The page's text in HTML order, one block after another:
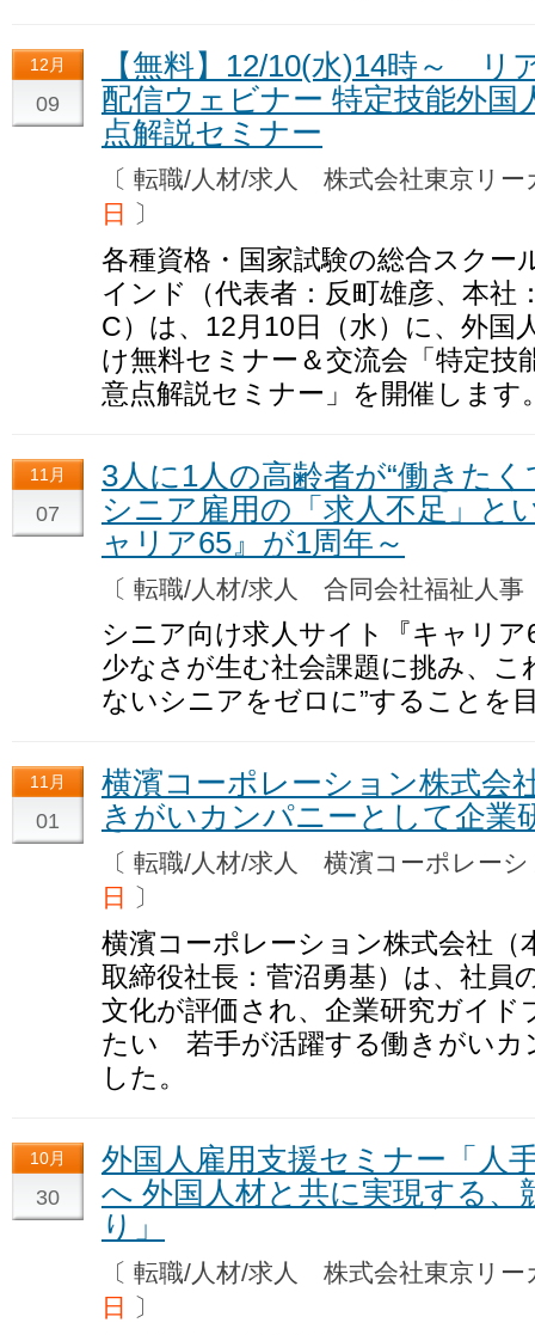
12月
09
【無料】12/10(水)14時～ リ
配信ウェビナー 特定技能外国
点解説セミナー
〔 転職/人材/求人 株式会社東京リ
日
〕
各種資格・国家試験の総合スクー
インド（代表者：反町雄彦、本社
C）は、12月10日（水）に、外国
け無料セミナー＆交流会「特定技
意点解説セミナー」を開催します
11月
07
3人に1人の高齢者が“働きた
シニア雇用の「求人不足」と
ャリア65』が1周年～
〔 転職/人材/求人 合同会社福祉人
シニア向け求人サイト『キャリ
少なさが生む社会課題に挑み、
ないシニアをゼロに”することを
11月
01
横濱コーポレーション株式会
きがいカンパニーとして企業
〔 転職/人材/求人 横濱コーポレー
日
〕
横濱コーポレーション株式会社（
取締役社長：菅沼勇基）は、社員
文化が評価され、企業研究ガイ
たい 若手が活躍する働きがいカ
した。
10月
30
外国人雇用支援セミナー「人
へ 外国人材と共に実現する、
り」
〔 転職/人材/求人 株式会社東京リ
日
〕